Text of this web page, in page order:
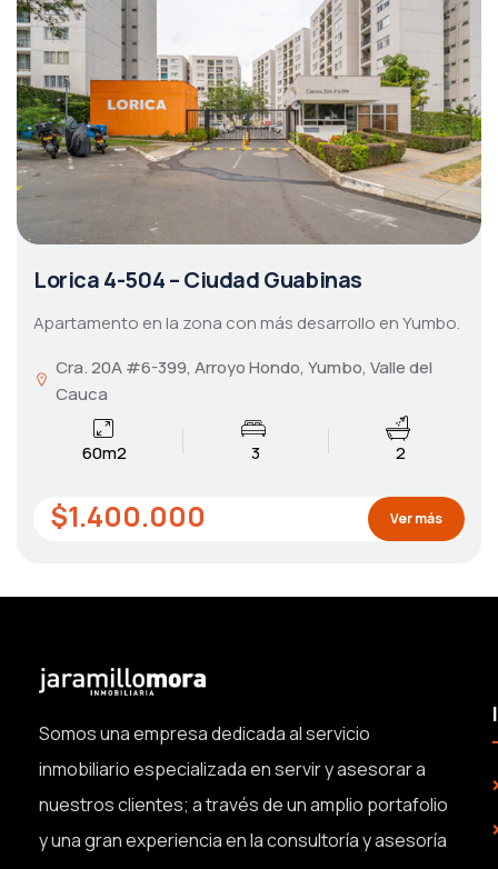
Lorica 4-504 – Ciudad Guabinas
Apartamento en la zona con más desarrollo en Yumbo.
Cra. 20A #6-399, Arroyo Hondo, Yumbo, Valle del
Cauca
60m2 3 2
$1.400.000 Ver más
Somos una empresa dedicada al servicio
inmobiliario especializada en servir y asesorar a
nuestros clientes; a través de un amplio portafolio
y una gran experiencia en la consultoría y asesoría